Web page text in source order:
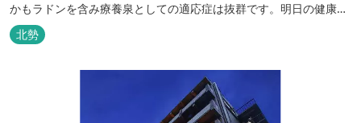
かもラドンを含み療養泉としての適応症は抜群です。明日の健康
に、ご宿泊はもちろん日帰り入浴もお気軽にお立ち寄り下さい。 熱
気浴ラドンの泉も新たにオープン！ぜひご利用ください。
北勢